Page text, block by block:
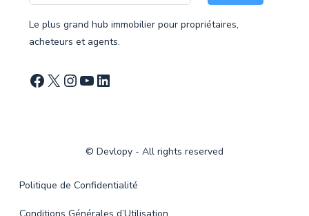
Le plus grand hub immobilier pour propriétaires,
acheteurs et agents.
© Devlopy - All rights reserved
Politique de Confidentialité